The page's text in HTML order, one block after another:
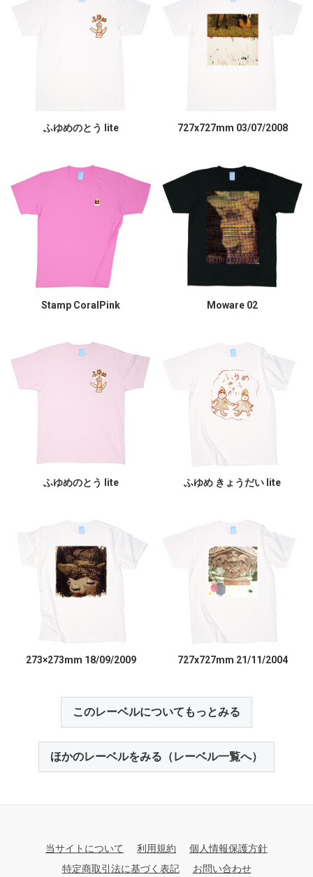
ふゆめのとう lite 727x727mm 03/07/2008
Stamp CoralPink Moware 02
ふゆめのとう lite ふゆめ きょうだい lite
273×273mm 18/09/2009 727x727mm 21/11/2004
このレーベルについてもっとみる
ほかのレーベルをみる（レーベル一覧へ）
当サイトについて 利用規約
個人情報保護方針
特定商取引法に基づく表記
お問い合わせ